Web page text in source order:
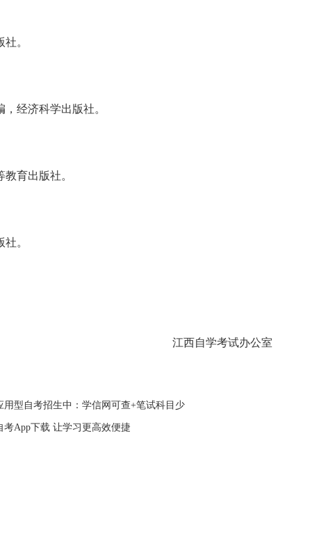
。
经济科学出版社。
育出版社。
。
江西自学考试办公室
用型自考招生中：学信网可查+笔试科目少
考App下载 让学习更高效便捷